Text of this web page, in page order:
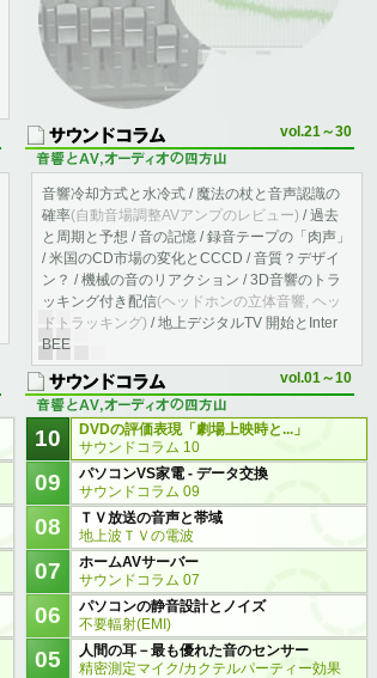
vol.21～30
音響冷却方式と水冷式 / 魔法の杖と音声認識の
確率(自動音場調整AVアンプのレビュー) / 過去
と周期と予想 / 音の記憶 / 録音テープの「肉声」
/ 米国のCD市場の変化とCCCD / 音質？デザイ
ン？ / 機械の音のリアクション / 3D音響のトラ
ッキング付き配信(ヘッドホンの立体音響, ヘッ
ドトラッキング) / 地上デジタルTV 開始とInter
BEE
vol.01～10
10
DVDの評価表現「劇場上映時と...」
サウンドコラム 10
09
パソコンVS家電 - データ交換
サウンドコラム 09
08
ＴＶ放送の音声と帯域
地上波ＴＶの電波
07
ホームAVサーバー
サウンドコラム 07
06
パソコンの静音設計とノイズ
不要輻射(EMI)
05
人間の耳－最も優れた音のセンサー
精密測定マイク/カクテルパーティー効果